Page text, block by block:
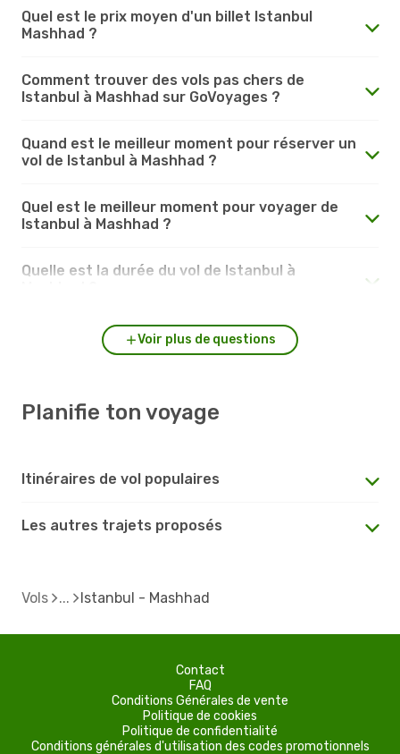
Quel est le prix moyen d'un billet Istanbul
Mashhad ?
Comment trouver des vols pas chers de
Istanbul à Mashhad sur GoVoyages ?
Quand est le meilleur moment pour réserver un
vol de Istanbul à Mashhad ?
Quel est le meilleur moment pour voyager de
Istanbul à Mashhad ?
Quelle est la durée du vol de Istanbul à
Voir plus de questions
Planifie ton voyage
Itinéraires de vol populaires
Les autres trajets proposés
Vols Istanbul - Mashhad
Contact
FAQ
Conditions Générales de vente
Politique de cookies
Politique de confidentialité
Conditions générales d'utilisation des codes promotionnels